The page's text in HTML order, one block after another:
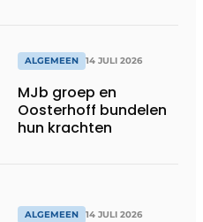
ALGEMEEN 14 JULI 2026
MJb groep en
Oosterhoff bundelen
hun krachten
ALGEMEEN 14 JULI 2026